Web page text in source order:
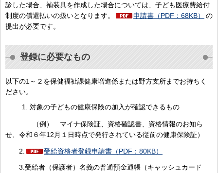
診した場合、補装具を作成した場合については、子ども医療費給付
制度の償還払いの扱いとなります。
申請書（PDF：68KB）
の
提出が必要です。
登録に必要なもの
以下の1～２を保健福祉課健康増進係または野方支所までお持ちく
ださい。
対象の子どもの健康保険の加入が確認できるもの
（例） マイナ保険証、資格確認書、資格情報のお知ら
せ、令和６年12月１日時点で発行されている従前の健康保険証）
2. 受給資格者登録申請書（PDF：80KB）
3.受給者（保護者）名義の普通預金通帳（キャッシュカード